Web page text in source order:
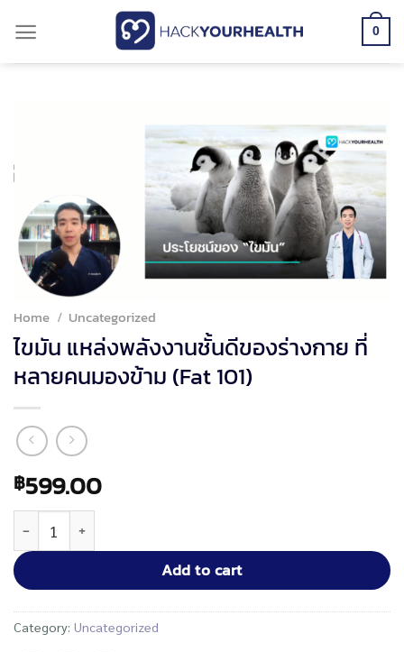
content
0
Home / Uncategorized
ไขมัน แหล่งพลังงานชั้นดีของร่างกาย ที่
หลายคนมองข้าม (Fat 101)
฿599.00
Add to cart
Category: Uncategorized